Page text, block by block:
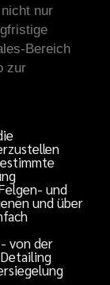
nur
Bereich
zur
und
und über
von der